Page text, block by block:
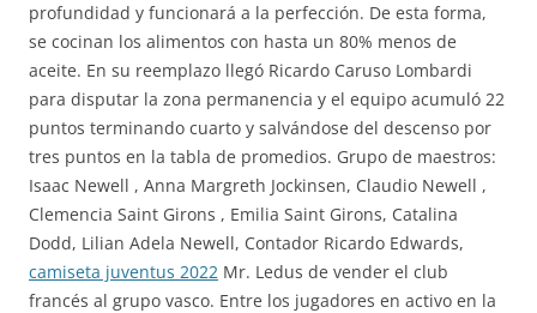
profundidad y funcionará a la perfección. De esta forma,
se cocinan los alimentos con hasta un 80% menos de
aceite. En su reemplazo llegó Ricardo Caruso Lombardi
para disputar la zona permanencia y el equipo acumuló 22
puntos terminando cuarto y salvándose del descenso por
tres puntos en la tabla de promedios. Grupo de maestros:
Isaac Newell , Anna Margreth Jockinsen, Claudio Newell ,
Clemencia Saint Girons , Emilia Saint Girons, Catalina
Dodd, Lilian Adela Newell, Contador Ricardo Edwards,
camiseta juventus 2022 Mr. Ledus de vender el club
francés al grupo vasco. Entre los jugadores en activo en la